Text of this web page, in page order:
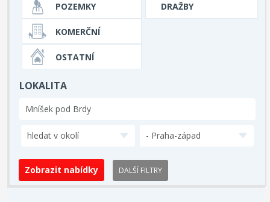
DRAŽBY
POZEMKY
KOMERČNÍ
OSTATNÍ
LOKALITA
hledat v okolí - Praha-západ
DALŠÍ FILTRY